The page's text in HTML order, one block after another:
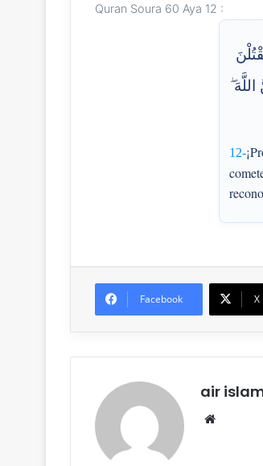
Quran Soura 60 Aya 12 :
12-
Facebook X
air